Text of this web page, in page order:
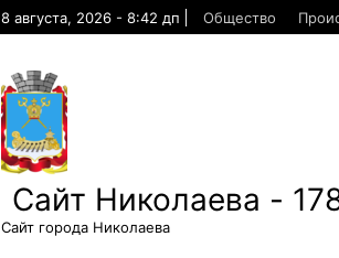
8 августа, 2026 - 8:42 дп Общество
Сайт Николаева -
Сайт города Николаева